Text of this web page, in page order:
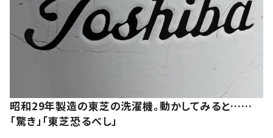
昭和29年製造の東芝の洗濯機。動かしてみると……
「驚き」「東芝恐るべし」